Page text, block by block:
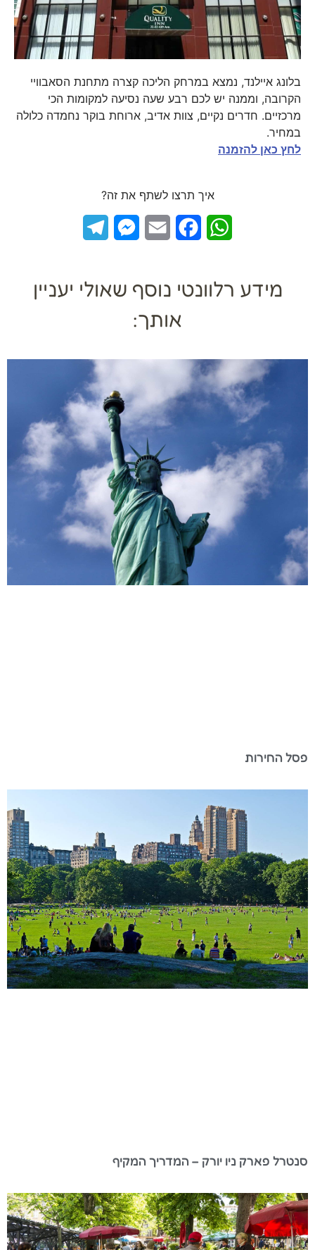
בלונג איילנד, נמצא במרחק הליכה קצרה מתחנת הסאבוויי
הקרובה, וממנה יש לכם רבע שעה נסיעה למקומות הכי
מרכזיים. חדרים נקיים, צוות אדיב, ארוחת בוקר נחמדה כלולה
במחיר.
לחץ כאן להזמנה
איך תרצו לשתף את זה?
WhatsApp
Facebook
Email
Messenger
מידע רלוונטי נוסף שאולי יעניין
אותך:
פסל החירות
סנטרל פארק ניו יורק – המדריך המקיף